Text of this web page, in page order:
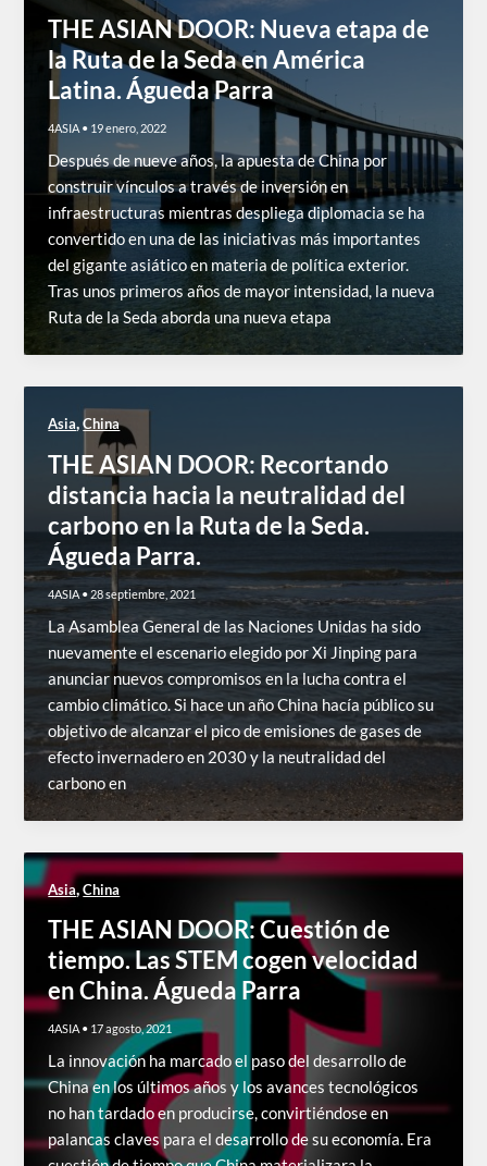
THE ASIAN DOOR: Nueva etapa de
la Ruta de la Seda en América
Latina. Águeda Parra
4ASIA • 19 enero, 2022
Después de nueve años, la apuesta de China por
construir vínculos a través de inversión en
infraestructuras mientras despliega diplomacia se ha
convertido en una de las iniciativas más importantes
del gigante asiático en materia de política exterior.
Tras unos primeros años de mayor intensidad, la nueva
Ruta de la Seda aborda una nueva etapa
Asia,China
THE ASIAN DOOR: Recortando
distancia hacia la neutralidad del
carbono en la Ruta de la Seda.
Águeda Parra.
4ASIA • 28 septiembre, 2021
La Asamblea General de las Naciones Unidas ha sido
nuevamente el escenario elegido por Xi Jinping para
anunciar nuevos compromisos en la lucha contra el
cambio climático. Si hace un año China hacía público su
objetivo de alcanzar el pico de emisiones de gases de
efecto invernadero en 2030 y la neutralidad del
carbono en
Asia,China
THE ASIAN DOOR: Cuestión de
tiempo. Las STEM cogen velocidad
en China. Águeda Parra
4ASIA • 17 agosto, 2021
La innovación ha marcado el paso del desarrollo de
China en los últimos años y los avances tecnológicos
no han tardado en producirse, convirtiéndose en
palancas claves para el desarrollo de su economía. Era